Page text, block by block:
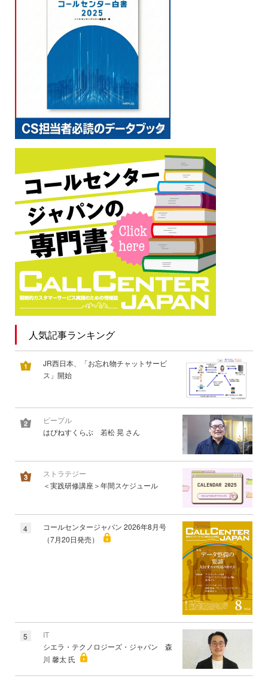
人気記事ランキング
JR西日本、「お忘れ物チャットサービ
ス」開始
ピープル
はぴねすくらぶ 若松 晃 さん
ストラテジー
＜実践研修講座＞年間スケジュール
4
コールセンタージャパン 2026年8月号
（7月20日発売）
5
IT
シエラ・テクノロジーズ・ジャパン 森
川 馨太 氏